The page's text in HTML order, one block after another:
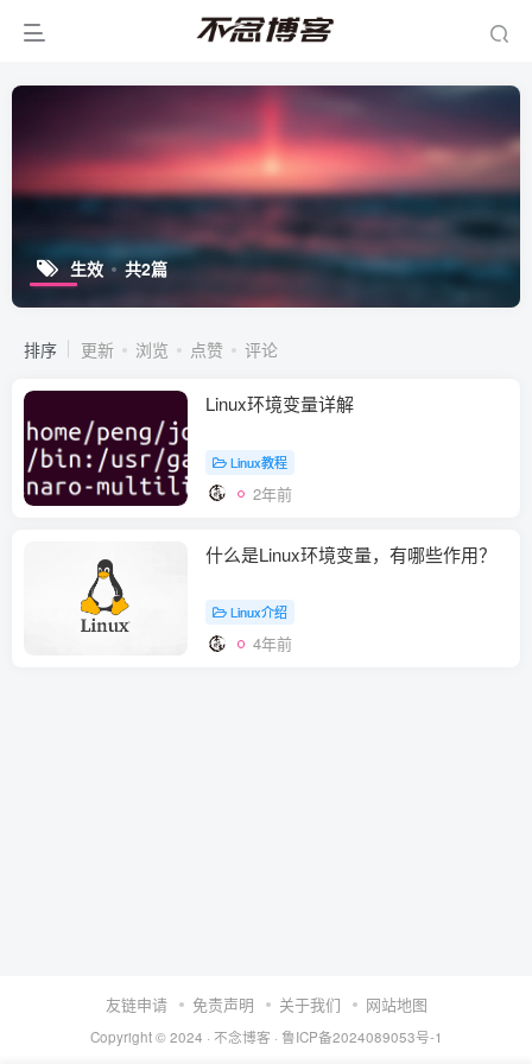
生效 共2篇
排序 更新 浏览 点赞 评论
Linux环境变量详解
Linux教程
2年前
什么是Linux环境变量，有哪些作用？
Linux介绍
4年前
友链申请 免责声明 关于我们 网站地图
Copyright © 2024 · 不念博客 · 鲁ICP备2024089053号-1